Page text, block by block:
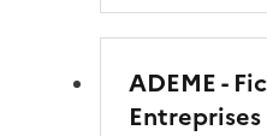
ADEME -
Entreprises